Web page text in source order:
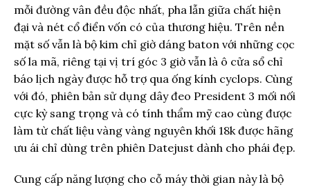
mỗi đường vân đều độc nhất, pha lẫn giữa chất hiện
đại và nét cổ điển vốn có của thương hiệu. Trên nền
mặt số vẫn là bộ kim chỉ giờ dáng baton với những cọc
số la mã, riêng tại vị trí góc 3 giờ vẫn là ô cửa sổ chỉ
báo lịch ngày được hỗ trợ qua ống kính cyclops. Cùng
với đó, phiên bản sử dụng dây đeo President 3 mối nối
cực kỳ sang trọng và có tính thẩm mỹ cao cùng được
làm từ chất liệu vàng vàng nguyên khối 18k được hãng
ưu ái chỉ dùng trên phiên Datejust dành cho phái đẹp.
Cung cấp năng lượng cho cỗ máy thời gian này là bộ